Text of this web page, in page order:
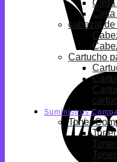
Cinta
Cinta
cabezal
Cartucho
Suministros
Toner